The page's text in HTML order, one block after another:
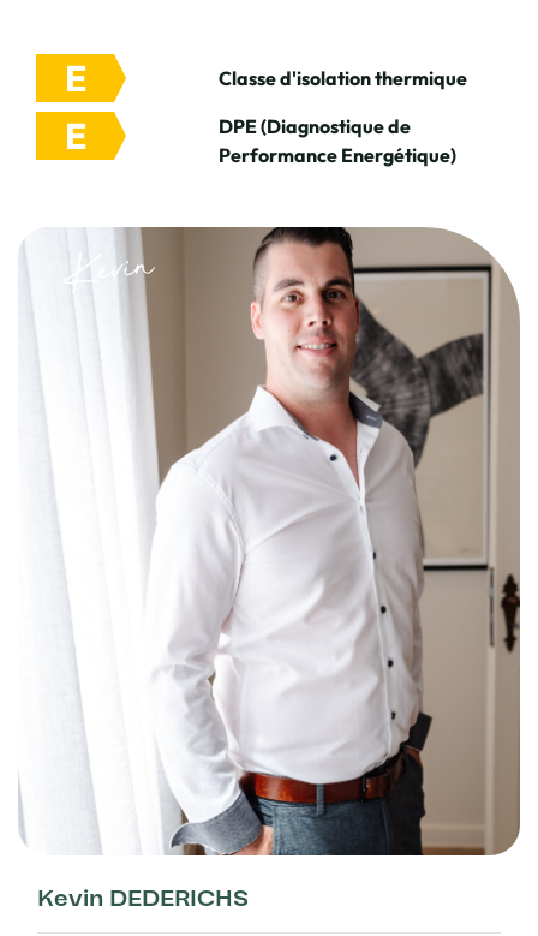
E Classe d'isolation thermique
E
DPE (Diagnostique de
Performance Energétique)
Kevin DEDERICHS